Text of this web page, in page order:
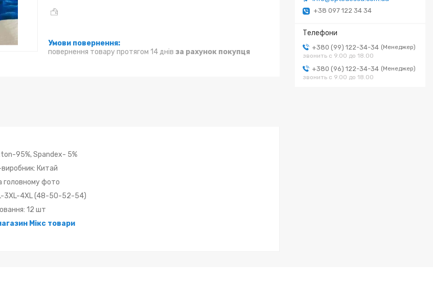
+38 097 122 34 34
+380 (99) 122-34-34
Менеджер
звонить с 9.00 до 18.00
+380 (96) 122-34-34
Менеджер
звонить с 9.00 до 18.00
повернення товару протягом 14 днів за рахунок покупця
95%, Spandex- 5%
виробник: Китай
головному фото
3XL-4XL (48-50-52-54)
12 шт
Мікс товари